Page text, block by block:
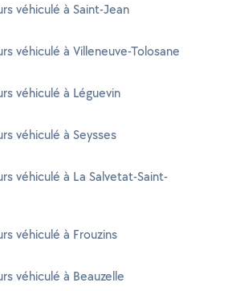
véhiculé à Saint-Jean
véhiculé à Villeneuve-Tolosane
véhiculé à Léguevin
véhiculé à Seysses
véhiculé à La Salvetat-Saint-
véhiculé à Frouzins
véhiculé à Beauzelle